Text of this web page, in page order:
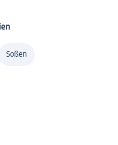
Soßen